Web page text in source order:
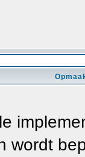
wordt